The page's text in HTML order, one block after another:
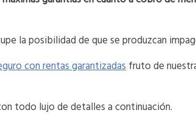
la posibilidad de que se produzcan
con rentas garantizadasfruto de
todo lujo de detalles a continuación.